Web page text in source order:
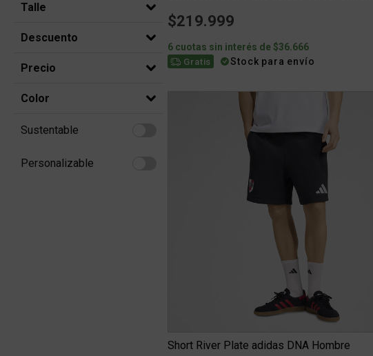
Talle
Descuento
Precio
Color
Sustentable
Refine by Sustentable: Sustentable
Personalizable
Refine by Personalizable: Personalizable
$219.999
6 cuotas sin interés de $36.666
Gratis Stock para envío
Short River Plate adidas DNA Hombre